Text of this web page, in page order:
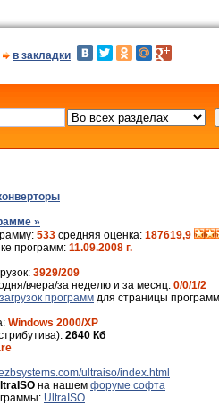
в закладки
»
533 средняя оценка: 187619,9
программ: 11.09.2008 г.
3929/209
вчера/за неделю и за месяц: 0/0/1/2
загрузок программ для страницы
Windows 2000/XP
2640 Кб
ultraiso/index.html
на нашем форуме софта
UltraISO